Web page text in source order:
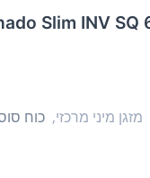
מזגן מיני מרכזי, כוח